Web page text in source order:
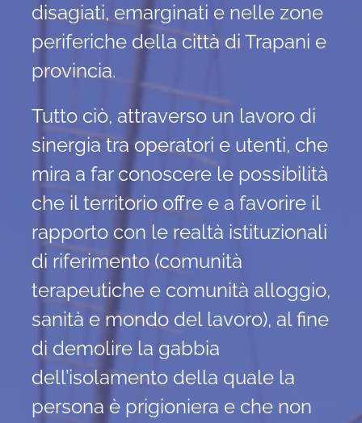
disagiati, emarginati e nelle zone
periferiche della città di Trapani e
provincia.
Tutto ciò, attraverso un lavoro di
sinergia tra operatori e utenti, che
mira a far conoscere le possibilità
che il territorio offre e a favorire il
rapporto con le realtà istituzionali
di riferimento (comunità
terapeutiche e comunità alloggio,
sanità e mondo del lavoro), al fine
di demolire la gabbia
dell’isolamento della quale la
persona è prigioniera e che non